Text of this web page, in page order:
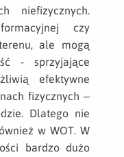
niefizycznych.
czy
ale mogą
- sprzyjające
efektywne
fizycznych –
Dlatego nie
w WOT. W
bardzo dużo